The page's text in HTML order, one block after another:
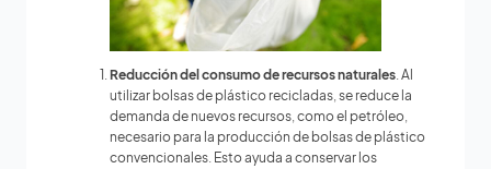
Reducción del consumo de recursos naturales. Al
utilizar bolsas de plástico recicladas, se reduce la
demanda de nuevos recursos, como el petróleo,
necesario para la producción de bolsas de plástico
convencionales. Esto ayuda a conservar los